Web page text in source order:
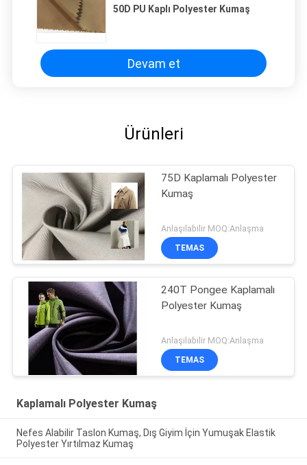
50D PU Kaplı Polyester Kumaş
Devam et
Ürünleri
75D Kaplamalı Polyester
Kumaş
Anlaşılabilir MOQ:Anlaşma
TEMAS
240T Pongee Kaplamalı
Polyester Kumaş
Anlaşılabilir MOQ:Anlaşma
TEMAS
Kaplamalı Polyester Kumaş
Nefes Alabilir Taslon Kumaş, Dış Giyim İçin Yumuşak Elastik
Polyester Yırtılmaz Kumaş